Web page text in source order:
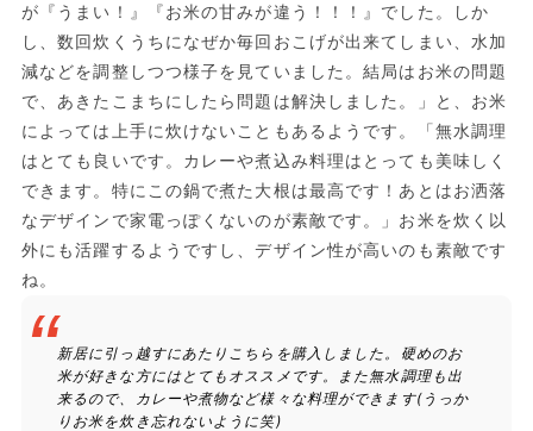
が『うまい！』『お米の甘みが違う！！！』でした。しか
し、数回炊くうちになぜか毎回おこげが出来てしまい、水加
減などを調整しつつ様子を見ていました。結局はお米の問題
で、あきたこまちにしたら問題は解決しました。」と、お米
によっては上手に炊けないこともあるようです。「無水調理
はとても良いです。カレーや煮込み料理はとっても美味しく
できます。特にこの鍋で煮た大根は最高です！あとはお洒落
なデザインで家電っぽくないのが素敵です。」お米を炊く以
外にも活躍するようですし、デザイン性が高いのも素敵です
ね。
新居に引っ越すにあたりこちらを購入しました。硬めのお
米が好きな方にはとてもオススメです。また無水調理も出
来るので、カレーや煮物など様々な料理ができます(うっか
りお米を炊き忘れないように笑)